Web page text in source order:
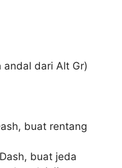
andal dari Alt Gr)
buat rentang
buat jeda